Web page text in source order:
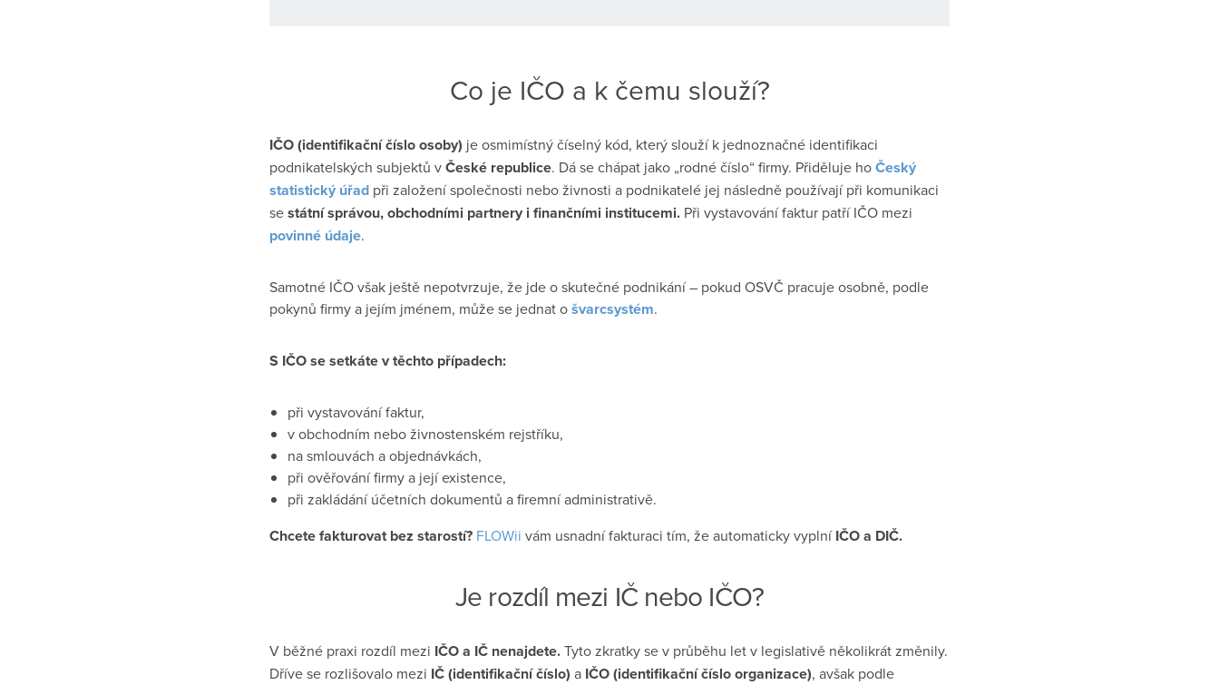
Co je IČO a k čemu slouží?
IČO (identifikační číslo osoby) je osmimístný číselný kód, který slouží k jednoznačné identifikaci
podnikatelských subjektů vČeské republice. Dá se chápat jako „rodné číslo“ firmy. Přiděluje hoČeský
statistický úřad při založení společnosti nebo živnosti a podnikatelé jej následně používají při komunikaci
sestátní správou, obchodními partnery i finančními institucemi. Při vystavování faktur patří IČO mezi
povinné údaje.
Samotné IČO však ještě nepotvrzuje, že jde o skutečné podnikání – pokud OSVČ pracuje osobně, podle
pokynů firmy a jejím jménem, může se jednat ošvarcsystém.
S IČO se setkáte v těchto případech:
při vystavování faktur,
v obchodním nebo živnostenském rejstříku,
na smlouvách a objednávkách,
při ověřování firmy a její existence,
při zakládání účetních dokumentů a firemní administrativě.
Chcete fakturovat bez starostí? FLOWii vám usnadní fakturaci tím, že automaticky vyplníIČO a DIČ.
Je rozdíl mezi IČ nebo IČO?
V běžné praxi rozdíl mezi IČO a IČ nenajdete.Tyto zkratky se v průběhu let v legislativě několikrát změnily.
Dříve se rozlišovalo mezi IČ (identifikační číslo) a IČO (identifikační číslo organizace), avšak podle